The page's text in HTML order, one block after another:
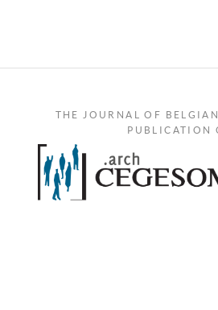
THE JOURNAL OF
PUBLICATION